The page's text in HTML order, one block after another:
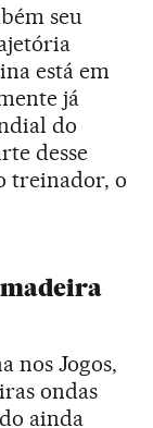
seu
está em
já
do
desse
treinador, o
madeira
nos Jogos,
ondas
ainda